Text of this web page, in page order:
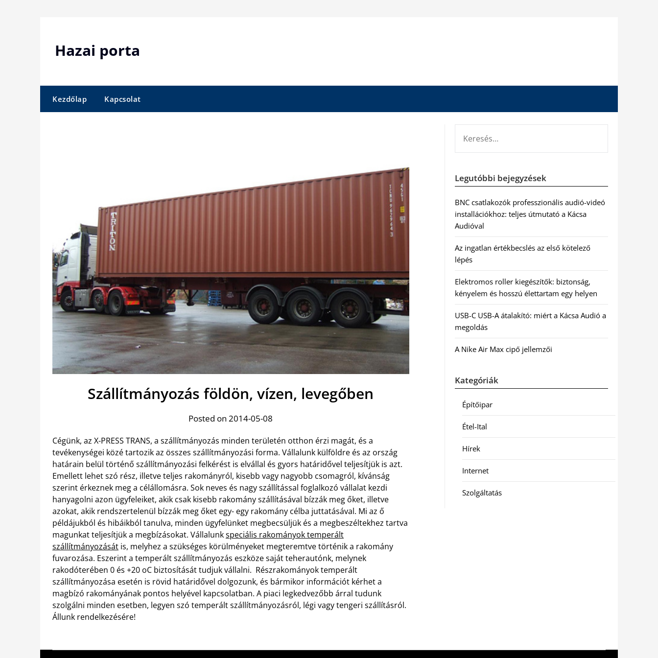
Hazai porta
Kezdőlap Kapcsolat
Szállítmányozás földön, vízen, levegőben
Posted on 2014-05-08
Cégünk, az X-PRESS TRANS, a szállítmányozás minden területén otthon érzi magát, és a
tevékenységei közé tartozik az összes szállítmányozási forma. Vállalunk külföldre és az ország
határain belül történő szállítmányozási felkérést is elvállal és gyors határidővel teljesítjük is azt.
Emellett lehet szó rész, illetve teljes rakományról, kisebb vagy nagyobb csomagról, kívánság
szerint érkeznek meg a célállomásra. Sok neves és nagy szállítással foglalkozó vállalat kezdi
hanyagolni azon ügyfeleiket, akik csak kisebb rakomány szállításával bízzák meg őket, illetve
azokat, akik rendszertelenül bízzák meg őket egy- egy rakomány célba juttatásával. Mi az ő
példájukból és hibáikból tanulva, minden ügyfelünket megbecsüljük és a megbeszéltekhez tartva
magunkat teljesítjük a megbízásokat. Vállalunkspeciális rakományok temperált
szállítmányozását is, melyhez a szükséges körülményeket megteremtve történik a rakomány
fuvarozása. Eszerint a temperált szállítmányozás eszköze saját teherautónk, melynek
rakodóterében 0 és +20 oC biztosítását tudjuk vállalni. Részrakományok temperált
szállítmányozása esetén is rövid határidővel dolgozunk, és bármikor információt kérhet a
magbízó rakományának pontos helyével kapcsolatban. A piaci legkedvezőbb árral tudunk
szolgálni minden esetben, legyen szó temperált szállítmányozásról, légi vagy tengeri szállításról.
Állunk rendelkezésére!
Legutóbbi bejegyzések
BNC csatlakozók professzionális audió-videó
installációkhoz: teljes útmutató a Kácsa
Audióval
Az ingatlan értékbecslés az első kötelező
lépés
Elektromos roller kiegészítők: biztonság,
kényelem és hosszú élettartam egy helyen
USB-C USB-A átalakító: miért a Kácsa Audió a
megoldás
A Nike Air Max cipő jellemzői
Kategóriák
Építőipar
Étel-Ital
Hírek
Internet
Szolgáltatás